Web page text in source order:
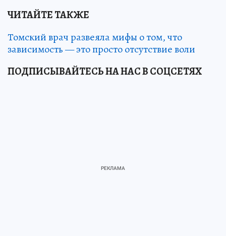
ЧИТАЙТЕ ТАКЖЕ
Томский врач развеяла мифы о том, что
зависимость — это просто отсутствие воли
ПОДПИСЫВАЙТЕСЬ НА НАС В СОЦСЕТЯХ